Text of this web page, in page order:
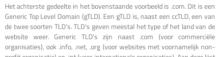
Het achterste gedeelte in het bovenstaande voorbeeld is .com. Dit is een
Generic Top Level Domain (gTLD). Een gTLD is, naast een ccTLD, een van
de twee soorten TLD’s. TLD’s geven meestal het type of het land van de
website weer. Generic TLD’s zijn naast .com (voor commerciële
organisaties), ook .info, .net, .org (voor websites met voornamelijk non-